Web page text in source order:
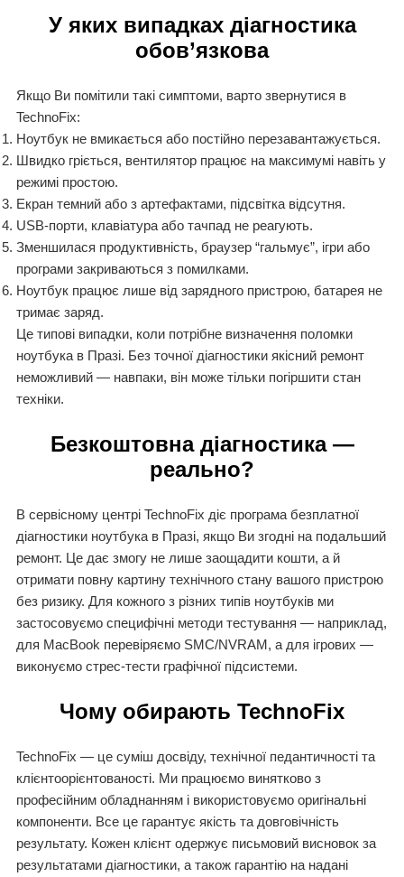
У яких випадках діагностика
обов’язкова
Якщо Ви помітили такі симптоми, варто звернутися в
TechnoFix:
Ноутбук не вмикається або постійно перезавантажується.
Швидко гріється, вентилятор працює на максимумі навіть у
режимі простою.
Екран темний або з артефактами, підсвітка відсутня.
USB-порти, клавіатура або тачпад не реагують.
Зменшилася продуктивність, браузер “гальмує”, ігри або
програми закриваються з помилками.
Ноутбук працює лише від зарядного пристрою, батарея не
тримає заряд.
Це типові випадки, коли потрібне визначення поломки
ноутбука в Празі. Без точної діагностики якісний ремонт
неможливий — навпаки, він може тільки погіршити стан
техніки.
Безкоштовна діагностика —
реально?
В сервісному центрі TechnoFix діє програма безплатної
діагностики ноутбука в Празі, якщо Ви згодні на подальший
ремонт. Це дає змогу не лише заощадити кошти, а й
отримати повну картину технічного стану вашого пристрою
без ризику. Для кожного з різних типів ноутбуків ми
застосовуємо специфічні методи тестування — наприклад,
для MacBook перевіряємо SMC/NVRAM, а для ігрових —
виконуємо стрес-тести графічної підсистеми.
Чому обирають TechnoFix
TechnoFix — це суміш досвіду, технічної педантичності та
клієнтоорієнтованості. Ми працюємо винятково з
професійним обладнанням і використовуємо оригінальні
компоненти. Все це гарантує якість та довговічність
результату. Кожен клієнт одержує письмовий висновок за
результатами діагностики, а також гарантію на надані